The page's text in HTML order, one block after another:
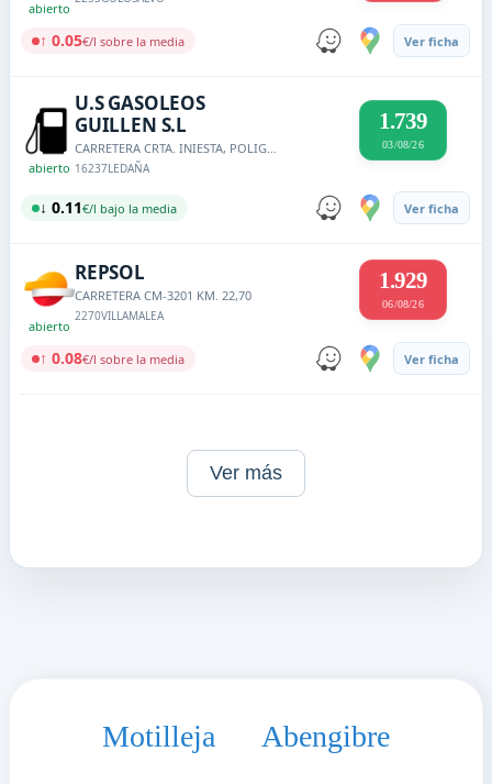
abierto
↑ 0.05€/l sobre la media Ver ficha
abierto
U.S GASOLEOS
GUILLEN S.L
CARRETERA CRTA. INIESTA, POLIGONO 32, PARCELA 68 KM. 27,200
16237LEDAÑA
1.739
03/08/26
↓ 0.11€/l bajo la media Ver ficha
abierto
REPSOL
CARRETERA CM-3201 KM. 22,70
2270VILLAMALEA
1.929
06/08/26
↑ 0.08€/l sobre la media Ver ficha
Ver más
Motilleja Abengibre